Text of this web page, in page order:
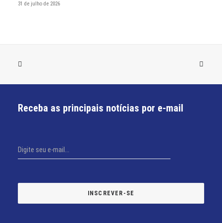
31 de julho de 2026
Receba as principais notícias por e-mail